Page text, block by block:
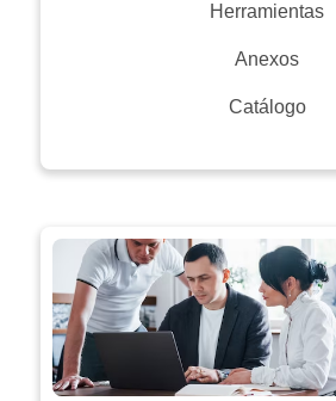
Herramientas
Anexos
Catálogo